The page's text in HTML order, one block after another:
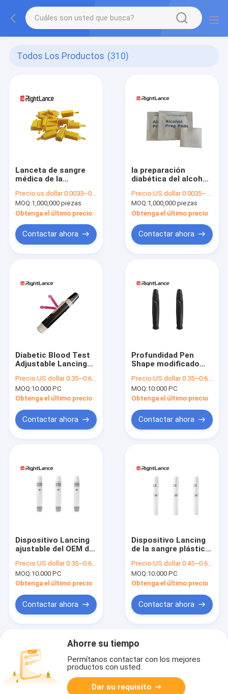
Todos Los Productos (310)
Lanceta de sangre
médica de la
de producto II 21g
disponible 28g 30g
automática
Precio:us dollar 0.0033~0.0038 per pcs
MOQ:1,000,000 piezas
Obtenga el último precio
Contactar ahora
la preparación
diabética del alcohol
30x60m m rellena la
aprobación del Ce
Precio:US dollar 0.0035~0.0040
MOQ:1,000,000 piezas
Obtenga el último precio
Contactar ahora
Diabetic Blood Test
Adjustable Lancing
AD-VIU
Precio:US dollar 0.35~0.6 per pcs
MOQ:10.000 PC
Obtenga el último precio
Contactar ahora
Profundidad Pen
Shape modificado
particulares
ajustable del
dispositivo de la
diabetes del Odm
Precio:US dollar 0.35~0.6 per pcs
MOQ:10.000 PC
Obtenga el último precio
Contactar ahora
Dispositivo Lancing
ajustable del OEM de
la función del
eyector
Precio:US dollar 0.35~0.6 per pcs
MOQ:10.000 PC
Obtenga el último precio
Contactar ahora
Dispositivo Lancing
de la sangre plástica
para Sugar Testing
Precio:US dollar 0.45~0.6 per pcs
MOQ:10.000 PC
Obtenga el último precio
Contactar ahora
Ahorre su tiempo
Permítanos contactar con los mejores
productos con usted.
Dar su requisito